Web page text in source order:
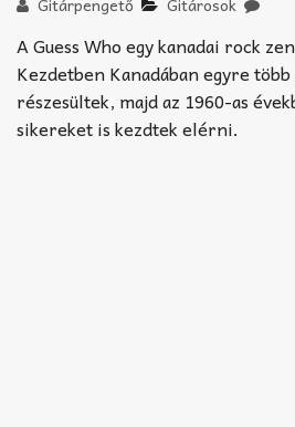
TABok
Improvizáció
A Guess Who egy kanadai rock
Kezdetben Kanadában egyre
részesültek, majd az 1960-as
sikereket is kezdtek elérni.